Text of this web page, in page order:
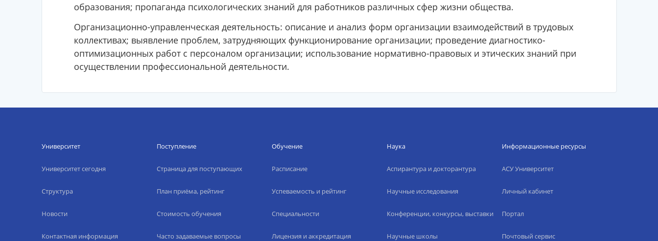
образования; пропаганда психологических знаний для работников различных сфер жизни общества.
Организационно-управленческая деятельность: описание и анализ форм организации взаимодействий в трудовых
коллективах; выявление проблем, затрудняющих функционирование организации; проведение диагностико-
оптимизационных работ с персоналом организации; использование нормативно-правовых и этических знаний при
осуществлении профессиональной деятельности.
Университет
Университет сегодня
Структура
Новости
Контактная информация
Поступление
Страница для поступающих
План приёма, рейтинг
Стоимость обучения
Часто задаваемые вопросы
Обучение
Расписание
Успеваемость и рейтинг
Специальности
Лицензия и аккредитация
Наука
Аспирантура и докторантура
Научные исследования
Конференции, конкурсы, выставки
Научные школы
Информационные ресурсы
АСУ Университет
Личный кабинет
Портал
Почтовый сервис